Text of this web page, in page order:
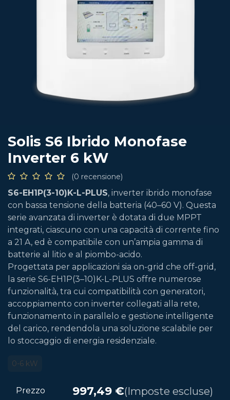
Solis S6 Ibrido Monofase
Inverter 6 kW
(0 recensione)
S6-EH1P(3-10)K-L-PLUS, inverter ibrido monofase
con bassa tensione della batteria (40–60 V). Questa
serie avanzata di inverter è dotata di due MPPT
integrati, ciascuno con una capacità di corrente fino
a 21 A, ed è compatibile con un’ampia gamma di
batterie al litio e al piombo-acido.
Progettata per applicazioni sia on-grid che off-grid,
la serie S6-EH1P(3–10)K-L-PLUS offre numerose
funzionalità, tra cui compatibilità con generatori,
accoppiamento con inverter collegati alla rete,
funzionamento in parallelo e gestione intelligente
del carico, rendendola una soluzione scalabile per
lo stoccaggio di energia residenziale.
0-6 kW
Prezzo 997,49 €(Imposte escluse)